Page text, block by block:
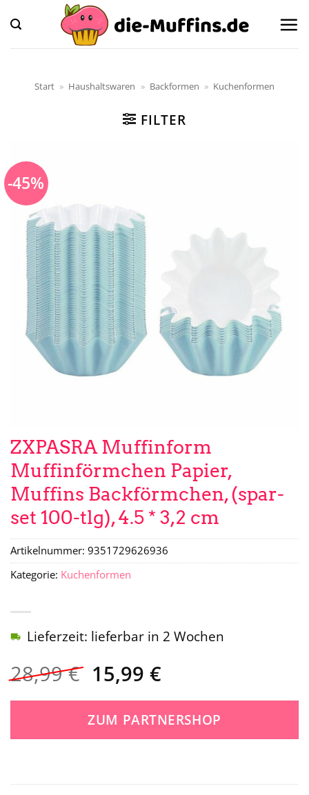
Inhalt
springen
Start » Haushaltswaren » Backformen » Kuchenformen
FILTER
-45%
ZXPASRA Muffinform
Muffinförmchen Papier,
Muffins Backförmchen, (spar-
set 100-tlg), 4.5 * 3,2 cm
28,99€ Ursprünglicher
Preis
war:
28,99 €
15,99 €Aktueller
ist:
15,99 €.
Lieferzeit: lieferbar in 2 Wochen
ZUM PARTNERSHOP
Artikelnummer: 9351729626936
Kategorie: Kuchenformen